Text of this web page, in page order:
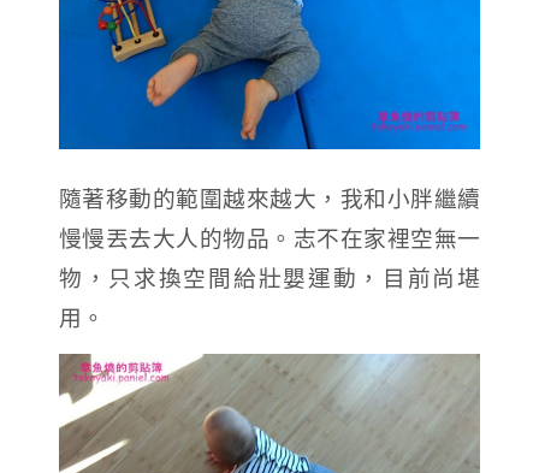
隨著移動的範圍越來越大，我和小胖繼續
慢慢丟去大人的物品。志不在家裡空無一
物，只求換空間給壯嬰運動，目前尚堪
用。